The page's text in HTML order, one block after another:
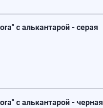
с алькантарой - серая
с алькантарой - черная